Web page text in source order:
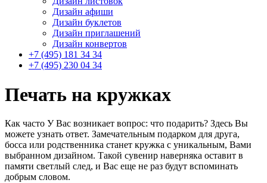
Дизайн афиши
Дизайн буклетов
Дизайн приглашений
Дизайн конвертов
+7 (495) 181 34 34
+7 (495) 230 04 34
Печать на кружках
Как часто У Вас возникает вопрос: что подарить? Здесь Вы
можете узнать ответ. Замечательным подарком для друга,
босса или родственника станет кружка с уникальным, Вами
выбранном дизайном. Такой сувенир наверняка оставит в
памяти светлый след, и Вас еще не раз будут вспоминать
добрым словом.